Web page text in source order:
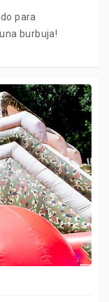
para
burbuja!